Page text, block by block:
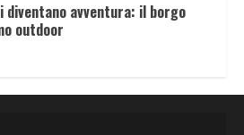
diventano avventura: il borgo
outdoor